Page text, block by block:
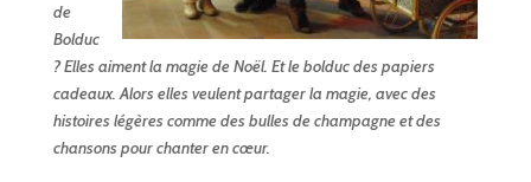
de
Bolduc
? Elles aiment la magie de Noël. Et le bolduc des papiers
cadeaux. Alors elles veulent partager la magie, avec des
histoires légères comme des bulles de champagne et des
chansons pour chanter en cœur.